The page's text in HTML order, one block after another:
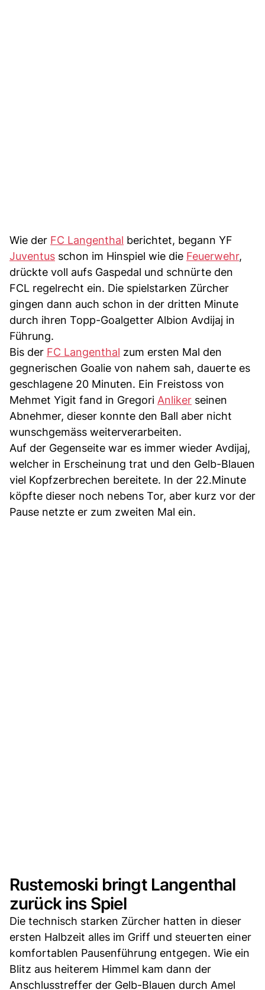
Wie der FC Langenthal berichtet, begann YF
Juventus schon im Hinspiel wie die Feuerwehr,
drückte voll aufs Gaspedal und schnürte den
FCL regelrecht ein. Die spielstarken Zürcher
gingen dann auch schon in der dritten Minute
durch ihren Topp-Goalgetter Albion Avdijaj in
Führung.
Bis der FC Langenthal zum ersten Mal den
gegnerischen Goalie von nahem sah, dauerte es
geschlagene 20 Minuten. Ein Freistoss von
Mehmet Yigit fand in Gregori Anliker seinen
Abnehmer, dieser konnte den Ball aber nicht
wunschgemäss weiterverarbeiten.
Auf der Gegenseite war es immer wieder Avdijaj,
welcher in Erscheinung trat und den Gelb-Blauen
viel Kopfzerbrechen bereitete. In der 22.Minute
köpfte dieser noch nebens Tor, aber kurz vor der
Pause netzte er zum zweiten Mal ein.
Rustemoski bringt Langenthal
zurück ins Spiel
Die technisch starken Zürcher hatten in dieser
ersten Halbzeit alles im Griff und steuerten einer
komfortablen Pausenführung entgegen. Wie ein
Blitz aus heiterem Himmel kam dann der
Anschlusstreffer der Gelb-Blauen durch Amel